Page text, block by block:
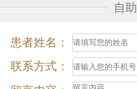
自
患者姓名：
联系方式：